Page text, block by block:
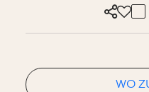
WO